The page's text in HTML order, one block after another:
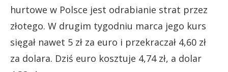
hurtowe w Polsce jest odrabianie strat przez
złotego. W drugim tygodniu marca jego kurs
sięgał nawet 5 zł za euro i przekraczał 4,60 zł
za dolara. Dziś euro kosztuje 4,74 zł, a dolar